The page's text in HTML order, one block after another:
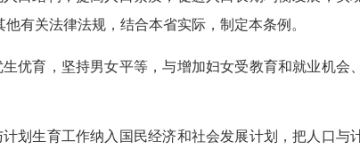
有关法律法规，结合本省实际，制定本条例。
育，坚持男女平等，与增加妇女受教育和就业机会
生育工作纳入国民经济和社会发展计划，把人口与